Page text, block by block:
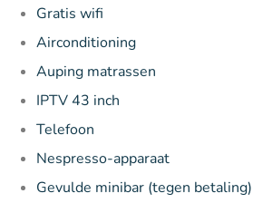
Gratis wifi
Airconditioning
Auping matrassen
IPTV 43 inch
Telefoon
Nespresso-apparaat
Gevulde minibar (tegen betaling)